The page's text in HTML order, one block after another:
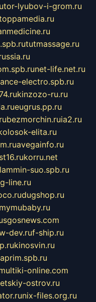
tor-lyubov-i-grom.ru
tutmassage.ru
net-life.net.ru
electro.spb.ru
kinzozo-ru.ru
eugrus.pp.ru
bezmorchin.ruia2.ru
elita.ru
avegainfo.ru
korru.net
lammin-suo.spb.ru
line.ru
dugshop.ru
mymubaby.ru
dev.ruf-ship.ru
kinosvin.ru
online.com
ostrov.ru
nix-files.org.ru